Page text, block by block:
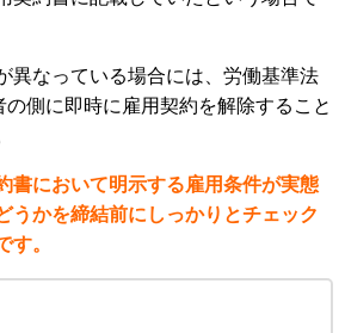
異なっている場合には、労働基準法
側に即時に雇用契約を解除すること
書において明示する雇用条件が実態
うかを締結前にしっかりとチェック
す。